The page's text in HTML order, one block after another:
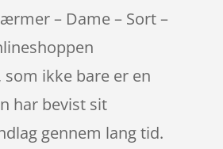
– Dame – Sort –
ikke bare er en
har bevist sit
gennem lang tid.